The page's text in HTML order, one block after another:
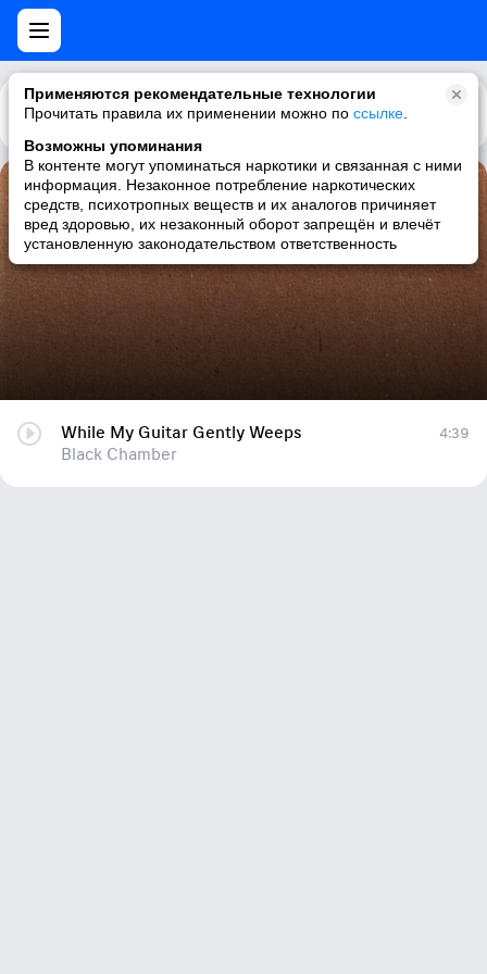
Применяются рекомендательные технологии
Прочитать правила их применении можно по ссылке
Возможны упоминания
В контенте могут упоминаться наркотики и связанная с ними
информация. Незаконное потребление наркотических
средств, психотропных веществ и их аналогов причиняет
вред здоровью, их незаконный оборот запрещён и влечёт
установленную законодательством ответственность
Каталог Рекомендации
While My Guitar Gently Weeps
Black Chamber
While My Guitar Gently Weeps
Black Chamber
4:39